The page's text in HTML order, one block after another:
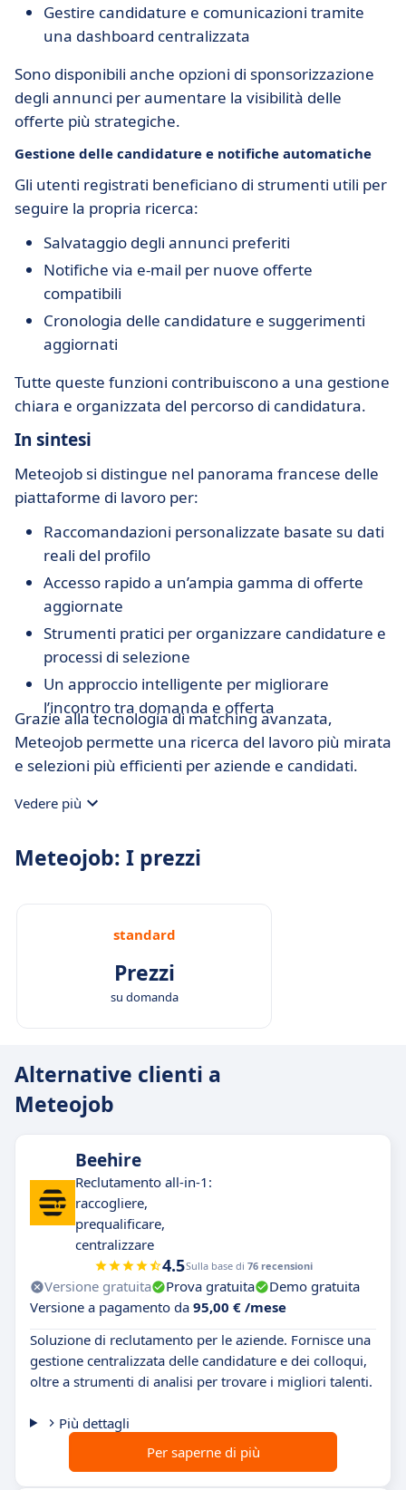
Gestire candidature e comunicazioni tramite
una dashboard centralizzata
Sono disponibili anche opzioni di sponsorizzazione
degli annunci per aumentare la visibilità delle
offerte più strategiche.
Gestione delle candidature e notifiche automatiche
Gli utenti registrati beneficiano di strumenti utili per
seguire la propria ricerca:
Salvataggio degli annunci preferiti
Notifiche via e-mail per nuove offerte
compatibili
Cronologia delle candidature e suggerimenti
aggiornati
Tutte queste funzioni contribuiscono a una gestione
chiara e organizzata del percorso di candidatura.
In sintesi
Meteojob si distingue nel panorama francese delle
piattaforme di lavoro per:
Raccomandazioni personalizzate basate su dati
reali del profilo
Accesso rapido a un’ampia gamma di offerte
aggiornate
Strumenti pratici per organizzare candidature e
processi di selezione
Un approccio intelligente per migliorare
l’incontro tra domanda e offerta
Grazie alla tecnologia di matching avanzata,
Meteojob permette una ricerca del lavoro più mirata
e selezioni più efficienti per aziende e candidati.
Vedere più
Meteojob: I prezzi
standard
Prezzi
su domanda
Alternative clienti a
Meteojob
Beehire
Reclutamento all-in-1:
raccogliere,
prequalificare,
centralizzare
4.5Sulla base di 76 recensioni
Versione gratuita Prova gratuita
Demo gratuita
Versione a pagamento da 95,00 € /mese
Soluzione di reclutamento per le aziende. Fornisce una
gestione centralizzata delle candidature e dei colloqui,
oltre a strumenti di analisi per trovare i migliori talenti.
Più dettagli
Per saperne di più